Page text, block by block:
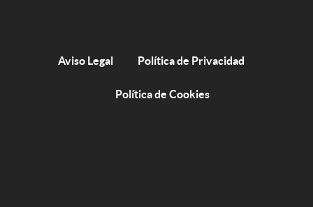
Aviso Legal Política de Privacidad
Política de Cookies